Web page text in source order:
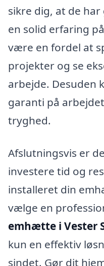
sikre dig, at de
en solid erfaring
være en fordel at
projekter og se
arbejde. Desuden
garanti på
tryghed.
Afslutningsvis er
investere tid og
installeret din
vælge en
emhætte i Vester
kun en effektiv
sindet. Gør dit